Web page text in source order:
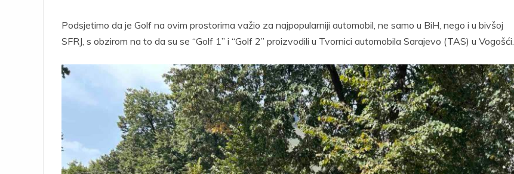
Podsjetimo da je Golf na ovim prostorima važio za najpopularniji automobil, ne samo u BiH, nego i u bivšoj
SFRJ, s obzirom na to da su se “Golf 1” i “Golf 2” proizvodili u Tvornici automobila Sarajevo (TAS) u Vogošći.